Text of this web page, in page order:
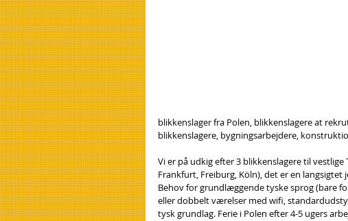
blikkenslager fra Polen, blikkenslagere at
blikkenslagere, bygningsarbejdere,
Vi er på udkig efter 3 blikkenslagere til
Frankfurt, Freiburg, Köln), det er en
Behov for grundlæggende tyske sprog (bare
eller dobbelt værelser med wifi,
tysk grundlag. Ferie i Polen efter 4-5 ugers